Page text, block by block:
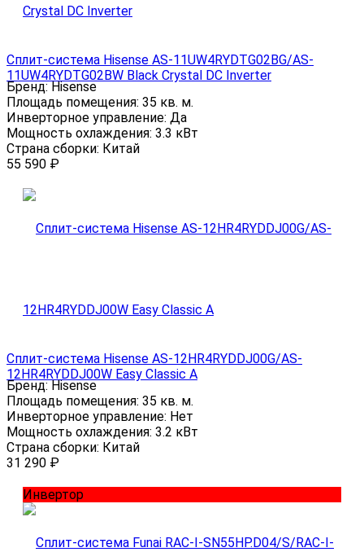
Сплит-система Hisense AS-11UW4RYDTG02BG/AS-
11UW4RYDTG02BW Black Crystal DC Inverter
Бренд: Hisense
Площадь помещения: 35 кв. м.
Инверторное управление: Да
Мощность охлаждения: 3.3 кВт
Страна сборки: Китай
55 590 ₽
Сплит-система Hisense AS-12HR4RYDDJ00G/AS-
12HR4RYDDJ00W Easy Classic A
Бренд: Hisense
Площадь помещения: 35 кв. м.
Инверторное управление: Нет
Мощность охлаждения: 3.2 кВт
Страна сборки: Китай
31 290 ₽
Инвертор